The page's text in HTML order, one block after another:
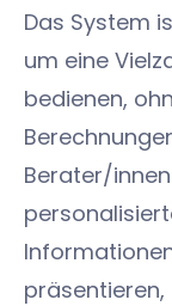
Das System
um eine
bedienen,
Berater/